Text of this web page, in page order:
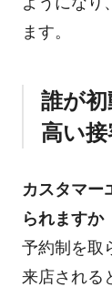
ます。
誰が
高い
カスタマー
られますか
予約制を取
来店される